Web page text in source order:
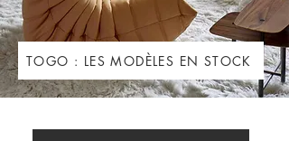
TOGO : LES MODÈLES EN STOCK